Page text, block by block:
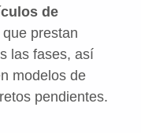
de
prestan
las fases, así
modelos de
pendientes.